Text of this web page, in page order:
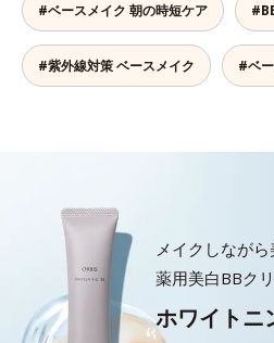
#ベースメイク 朝の時短ケア
#紫外線対策 ベースメイク #ベ
メイクしなが
薬用美白BBク
ホワイトニ